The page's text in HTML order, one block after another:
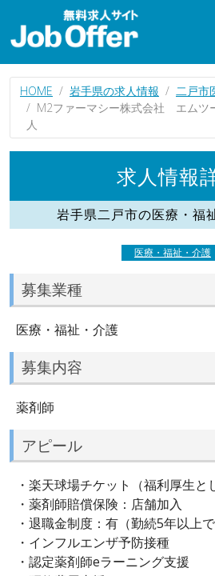
HOME 岩手県の求人情報
二戸市
M2ファーマシー株式会社 エム
人
求人情報
岩手県二戸市の医療・福
医療・福祉・介護
募集業種
医療・福祉・介護
募集内容
薬剤師
アピール
・楽天球場チケット（福利厚生と
・薬剤師賠償保険：店舗加入
・退職金制度：有（勤続5年以上で
・インフルエンザ予防接種
・認定薬剤師eラーニング支援